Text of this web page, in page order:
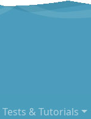
Tests & Tutorials